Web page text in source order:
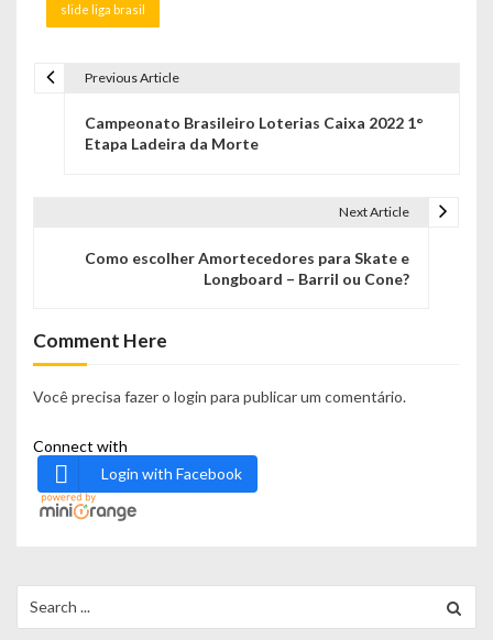
slide liga brasil
ç
ã
o
d
e
s
Previous Article
Campeonato Brasileiro Loterias Caixa 2022 1°
Etapa Ladeira da Morte
Next Article
Como escolher Amortecedores para Skate e
Longboard – Barril ou Cone?
Comment Here
Você precisa fazer o login para publicar um comentário.
Connect with
Login with Facebook
for: